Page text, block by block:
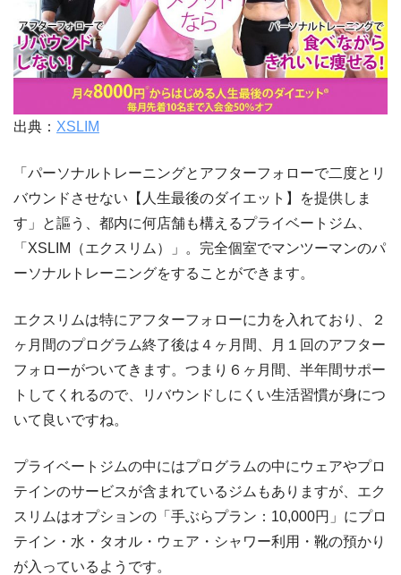
出典： XSLIM
「パーソナルトレーニングとアフターフォローで二度とリ
バウンドさせない【人生最後のダイエット】を提供しま
す」と謳う、都内に何店舗も構えるプライベートジム、
「XSLIM（エクスリム）」。完全個室でマンツーマンのパ
ーソナルトレーニングをすることができます。
エクスリムは特にアフターフォローに力を入れており、２
ヶ月間のプログラム終了後は４ヶ月間、月１回のアフター
フォローがついてきます。つまり６ヶ月間、半年間サポー
トしてくれるので、リバウンドしにくい生活習慣が身につ
いて良いですね。
プライベートジムの中にはプログラムの中にウェアやプロ
テインのサービスが含まれているジムもありますが、エク
スリムはオプションの「手ぶらプラン：10,000円」にプロ
テイン・水・タオル・ウェア・シャワー利用・靴の預かり
が入っているようです。